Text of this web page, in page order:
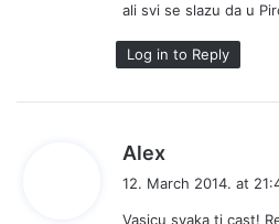
:
ali svi se slazu da u
Log in to Reply
Alex
12. March 2014. at
Vasicu svaka ti cast!